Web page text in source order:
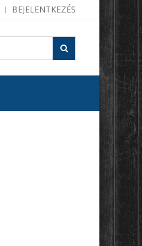
BEJELENTKEZÉS